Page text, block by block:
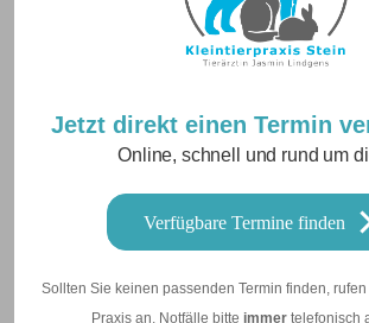
Jetzt direkt einen Termin
Online, schnell und rund um
Verfügbare Termine finden
Sollten Sie keinen passenden Termin finden,
Praxis an. Notfälle bitte immertelefonisch
24. Juli 2026